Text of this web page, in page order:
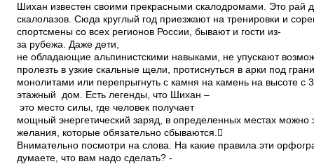
Шихан известен своими прекрасными скалодромами. Это рай
скалолазов. Сюда круглый год приезжают на тренировки и
спортсмены со всех регионов России, бывают и гости из­
за рубежа. Даже дети,
не обладающие альпинистскими навыками, не упускают
пролезть в узкие скальные щели, протиснуться в арки под
монолитами или перепрыгнуть с камня на камень на высоте с
этажный дом. Есть легенды, что Шихан –
это место силы, где человек получает
мощный энергетический заряд, в определенных местах можно
желания, которые обязательно сбываются.
Внимательно посмотри на слова. На какие правила эти
думаете, что вам надо сделать? ­